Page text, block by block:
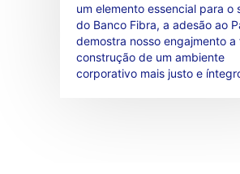
um elemento essencial para o
do Banco Fibra, a adesão ao
demostra nosso engajmento a
construção de um ambiente
corporativo mais justo e